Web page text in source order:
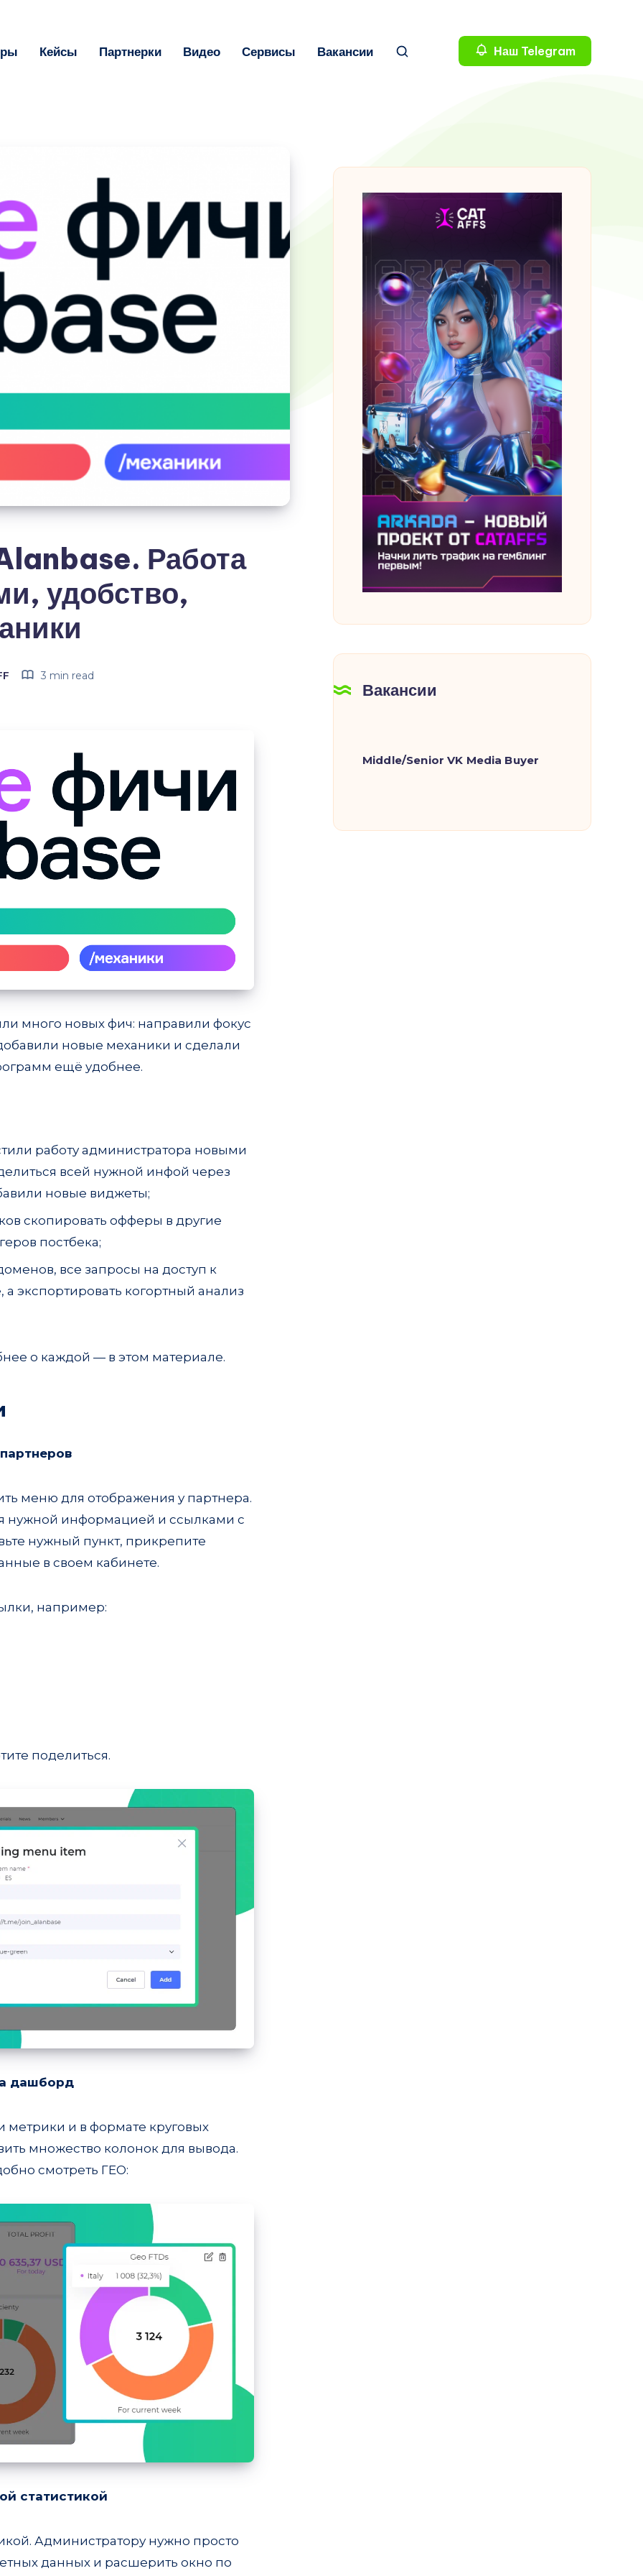
Кейсы Партнерки Видео Сервисы Вакансии Наш Telegram
Работа
удобство,
3 min read
много новых фич: направили фокус
новые механики и сделали
ещё удобнее.
работу администратора новыми
всей нужной инфой через
новые виджеты;
скопировать офферы в другие
постбека;
все запросы на доступ к
экспортировать когортный анализ
о каждой — в этом материале.
меню для отображения у партнера.
нужной информацией и ссылками с
нужный пункт, прикрепите
в своем кабинете.
например:
поделиться.
дашборд
и в формате круговых
множество колонок для вывода.
смотреть ГЕО:
статистикой
Администратору нужно просто
данных и расшерить окно по
Вакансии
Middle/Senior VK Media Buyer